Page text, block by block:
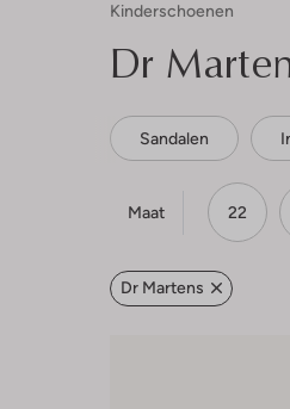
Kinderschoenen
Dr
Sandalen
Maat 22
Dr Martens